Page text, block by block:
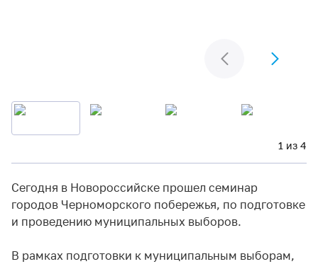
1 из 4
Сегодня в Новороссийске прошел семинар
городов Черноморского побережья, по подготовке
и проведению муниципальных выборов.
В рамках подготовки к муниципальным выборам,